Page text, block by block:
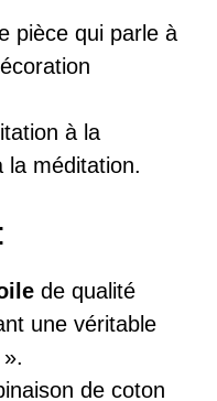
pièce qui parle à
à la
la méditation.
de qualité
une véritable
de coton